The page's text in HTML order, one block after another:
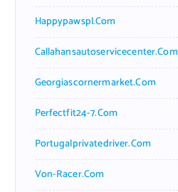
Happypawspl.com
Callahansautoservicecenter.com
Georgiascornermarket.com
Perfectfit24-7.com
Portugalprivatedriver.com
Von-Racer.com